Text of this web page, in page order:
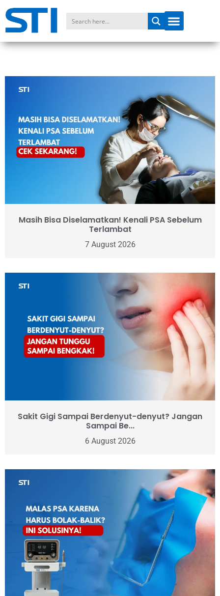
Masih Bisa Diselamatkan! Kenali PSA Sebelum
Terlambat
7 August 2026
Sakit Gigi Sampai Berdenyut-denyut? Jangan
Sampai Be...
6 August 2026